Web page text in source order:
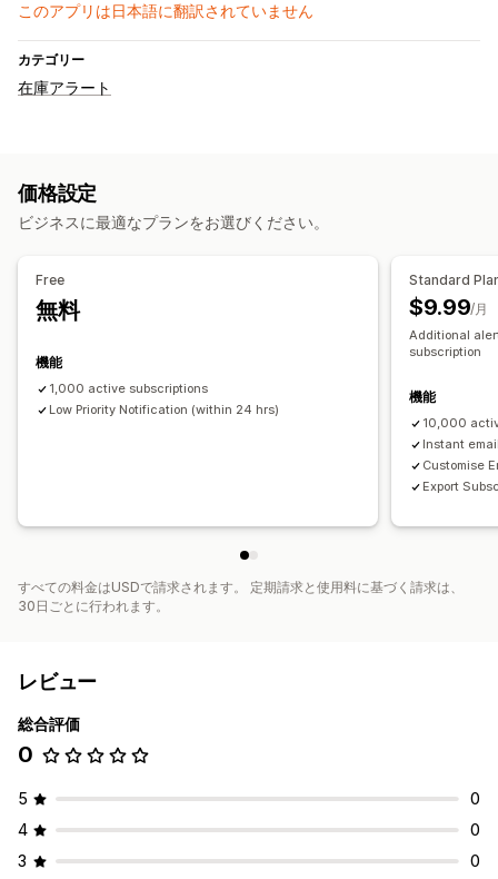
このアプリは日本語に翻訳されていません
カテゴリー
在庫アラート
価格設定
ビジネスに最適なプランをお選びください。
Free
無料
機能
1,000 active subscriptions
Low Priority Notification (within 24 hrs)
Standard
$9.99/月
Additional
subscription
機能
10,000
Instant
Customise
Export
すべての料金はUSDで請求されます。 定期請求と使用料に基づく請求は、
30日ごとに行われます。
レビュー
総合評価
0
5
0
4
0
3
0